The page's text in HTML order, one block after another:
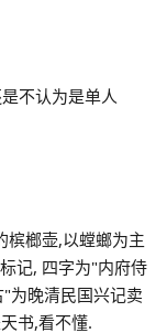
不认为是单人
榔壶,以螳螂为主
记, 四字为"内府侍
为晚清民国兴记卖
书,看不懂.